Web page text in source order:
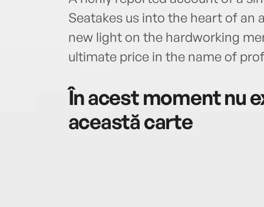
Seatakes us into the heart of an
new light on the hardworking
ultimate price in the name of
În acest moment nu
această carte